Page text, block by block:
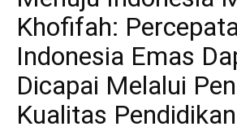
Khofifah:
Indonesia Emas
Dicapai Melalui
Kualitas Pendidikan